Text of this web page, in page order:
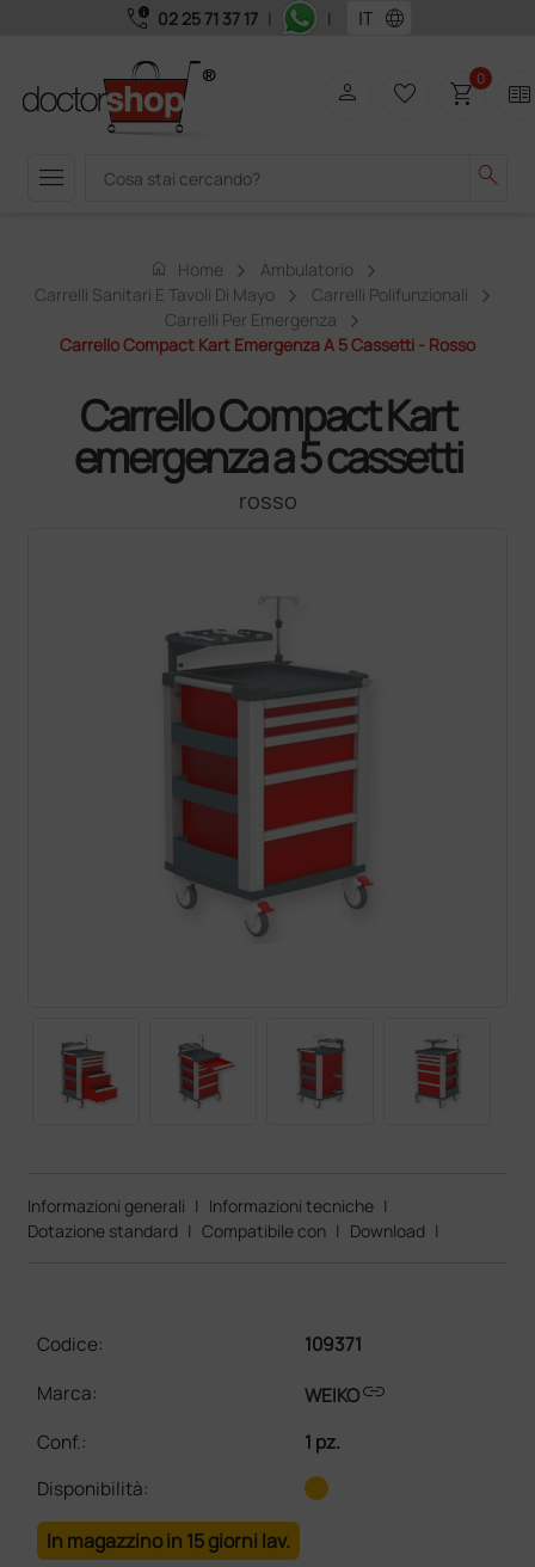
call_quality 02 25 71 37 17 | | language
menu search
person favorite_border shopping_cart0 two_pager
home Home
Ambulatorio
Carrelli Sanitari E Tavoli Di Mayo
Carrelli Polifunzionali
Carrelli Per Emergenza
Carrello Compact Kart Emergenza A 5 Cassetti - Rosso
Carrello Compact Kart
emergenza a 5 cassetti
rosso
Informazioni generali | Informazioni tecniche |
Dotazione standard | Compatibile con | Download |
Codice:
109371
Marca:
WEIKOlink
Conf.:
1 pz.
Disponibilità:
In magazzino in 15 giorni lav.